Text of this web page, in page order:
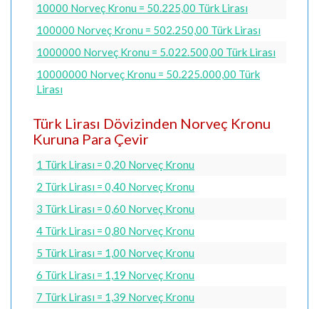
10000 Norveç Kronu = 50.225,00 Türk Lirası
100000 Norveç Kronu = 502.250,00 Türk Lirası
1000000 Norveç Kronu = 5.022.500,00 Türk Lirası
10000000 Norveç Kronu = 50.225.000,00 Türk
Lirası
Türk Lirası Dövizinden Norveç Kronu
Kuruna Para Çevir
1 Türk Lirası = 0,20 Norveç Kronu
2 Türk Lirası = 0,40 Norveç Kronu
3 Türk Lirası = 0,60 Norveç Kronu
4 Türk Lirası = 0,80 Norveç Kronu
5 Türk Lirası = 1,00 Norveç Kronu
6 Türk Lirası = 1,19 Norveç Kronu
7 Türk Lirası = 1,39 Norveç Kronu